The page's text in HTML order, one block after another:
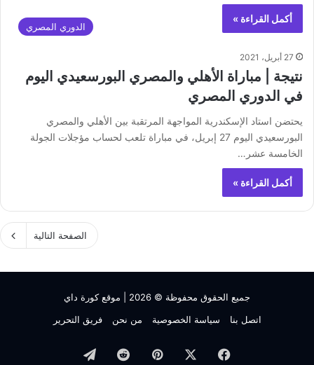
أكمل القراءة »
الدوري المصري
27 أبريل، 2021
نتيجة | مباراة الأهلي والمصري البورسعيدي اليوم
في الدوري المصري
يحتضن استاد الإسكندرية المواجهة المرتقبة بين الأهلي والمصري
البورسعيدي اليوم 27 إبريل، في مباراة تلعب لحساب مؤجلات الجولة
الخامسة عشر…
أكمل القراءة »
الصفحة التالية
جميع الحقوق محفوظة © 2026 |
موقع كورة داي
اتصل بنا
سياسة الخصوصية من نحن فريق التحرير
فيسبوك بينتيريست تيلقرام